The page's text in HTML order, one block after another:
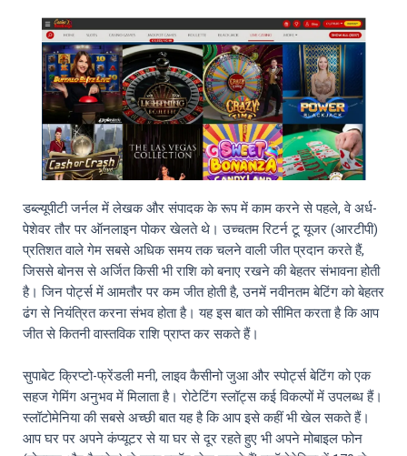
डब्ल्यूपीटी जर्नल में लेखक और संपादक के रूप में काम करने से पहले, वे अर्ध-
पेशेवर तौर पर ऑनलाइन पोकर खेलते थे। उच्चतम रिटर्न टू यूजर (आरटीपी)
प्रतिशत वाले गेम सबसे अधिक समय तक चलने वाली जीत प्रदान करते हैं,
जिससे बोनस से अर्जित किसी भी राशि को बनाए रखने की बेहतर संभावना होती
है। जिन पोर्ट्स में आमतौर पर कम जीत होती है, उनमें नवीनतम बेटिंग को बेहतर
ढंग से नियंत्रित करना संभव होता है। यह इस बात को सीमित करता है कि आप
जीत से कितनी वास्तविक राशि प्राप्त कर सकते हैं।
सुपाबेट क्रिप्टो-फ्रेंडली मनी, लाइव कैसीनो जुआ और स्पोर्ट्स बेटिंग को एक
सहज गेमिंग अनुभव में मिलाता है। रोटेटिंग स्लॉट्स कई विकल्पों में उपलब्ध हैं।
स्लॉटोमेनिया की सबसे अच्छी बात यह है कि आप इसे कहीं भी खेल सकते हैं।
आप घर पर अपने कंप्यूटर से या घर से दूर रहते हुए भी अपने मोबाइल फोन